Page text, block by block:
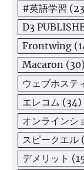
#英語学習
D3
Frontwing
Macaron (30)
ウェブホステ
エレコム (34)
オンラインシ
スピークエル
デメリット